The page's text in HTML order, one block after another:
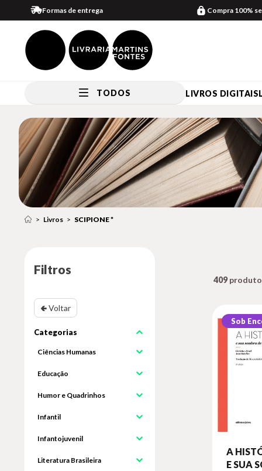
Formas de entrega Compra 100%
TODOS LIVROS DIGITAIS
Livros SCIPIONE *
Filtros
🢀 Voltar
Ciências Humanas
Educação
Humor e Quadrinhos
Infantil
Infantojuvenil
Literatura Brasileira
409
Sob
A
E SUA